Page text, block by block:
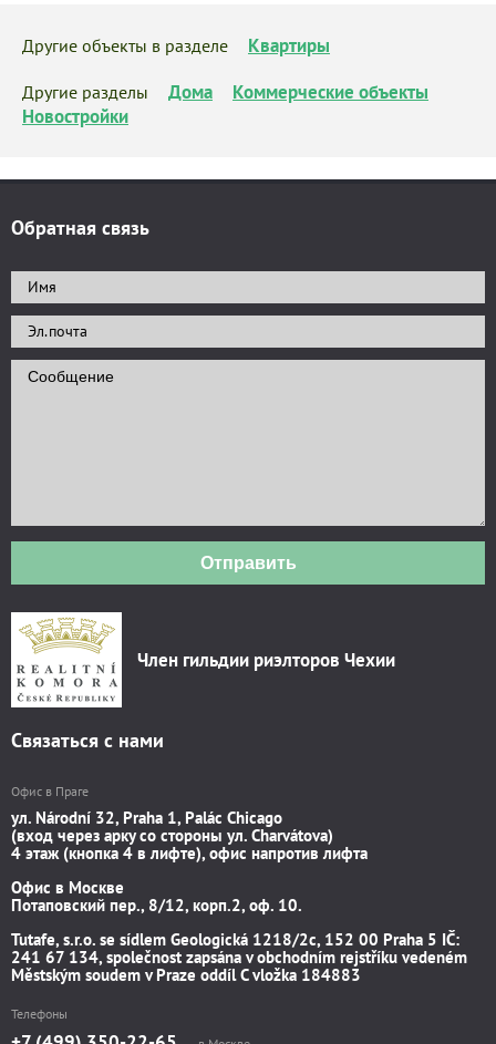
Другие объекты в разделе Квартиры
Другие разделы Дома
Коммерческие объекты
Новостройки
Обратная связь
Отправить
Член гильдии риэлторов Чехии
Связаться с нами
Офис в Праге
ул. Národní 32, Praha 1, Palác Chicago
(вход через арку со стороны ул. Charvátova)
4 этаж (кнопка 4 в лифте), офис напротив лифта
Офис в Москве
Потаповский пер., 8/12, корп.2, оф. 10.
Tutafe, s.r.o. se sídlem Geologická 1218/2c, 152 00 Praha 5 IČ:
241 67 134, společnost zapsána v obchodním rejstříku vedeném
Městským soudem v Praze oddíl C vložka 184883
Телефоны